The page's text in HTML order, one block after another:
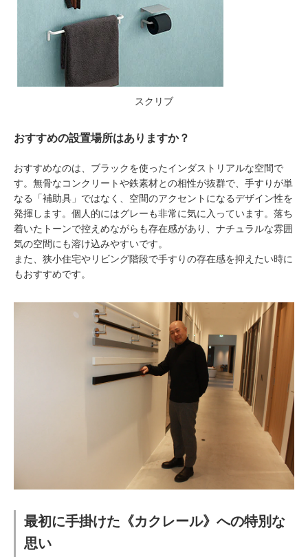
スクリブ
おすすめの設置場所はありますか？
おすすめなのは、ブラックを使ったインダストリアルな空間で
す。無骨なコンクリートや鉄素材との相性が抜群で、手すりが単
なる「補助具」ではなく、空間のアクセントになるデザイン性を
発揮します。個人的にはグレーも非常に気に入っています。落ち
着いたトーンで控えめながらも存在感があり、ナチュラルな雰囲
気の空間にも溶け込みやすいです。
また、狭小住宅やリビング階段で手すりの存在感を抑えたい時に
もおすすめです。
最初に手掛けた《カクレール》への特別な
思い